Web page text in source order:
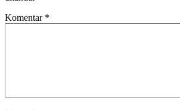
Komentar *